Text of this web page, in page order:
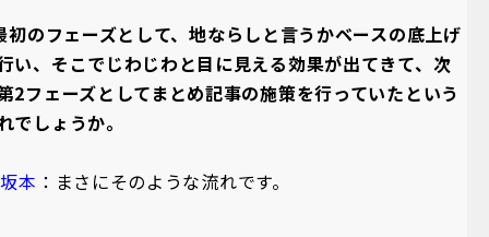
初のフェーズとして、地ならしと言うかベースの底上げ
い、そこでじわじわと目に見える効果が出てきて、次
2フェーズとしてまとめ記事の施策を行っていたという
でしょうか。
本 ：まさにそのような流れです。